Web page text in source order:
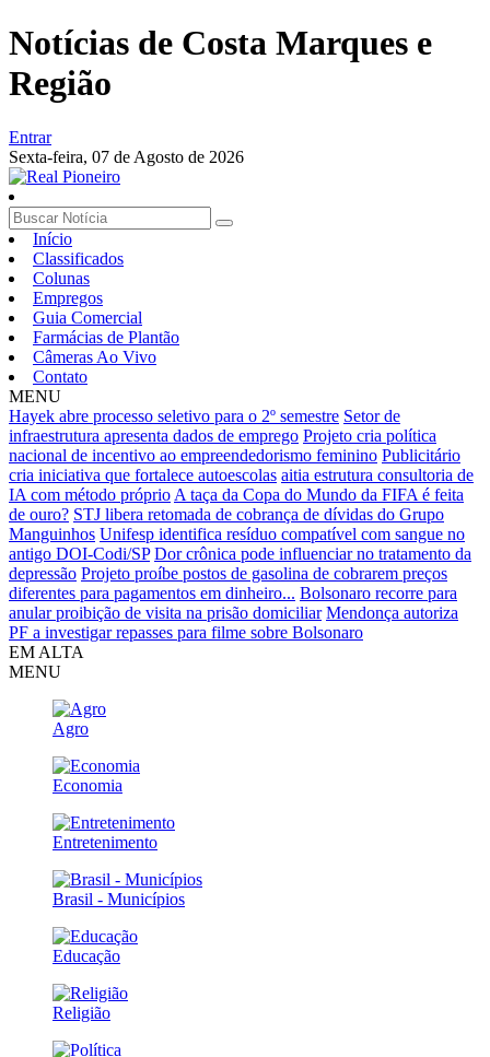
Notícias de Costa Marques e
Região
Entrar
Sexta-feira, 07 de Agosto de 2026
Início
Classificados
Colunas
Empregos
Guia Comercial
Farmácias de Plantão
Câmeras Ao Vivo
Contato
MENU
Hayek abre processo seletivo para o 2º semestre Setor de
infraestrutura apresenta dados de emprego Projeto cria política
nacional de incentivo ao empreendedorismo feminino Publicitário
cria iniciativa que fortalece autoescolas aitia estrutura consultoria de
IA com método próprio A taça da Copa do Mundo da FIFA é feita
de ouro? STJ libera retomada de cobrança de dívidas do Grupo
Manguinhos Unifesp identifica resíduo compatível com sangue no
antigo DOI-Codi/SP Dor crônica pode influenciar no tratamento da
depressão Projeto proíbe postos de gasolina de cobrarem preços
diferentes para pagamentos em dinheiro... Bolsonaro recorre para
anular proibição de visita na prisão domiciliar Mendonça autoriza
PF a investigar repasses para filme sobre Bolsonaro
EM ALTA
MENU
Agro
Economia
Entretenimento
Brasil - Municípios
Educação
Religião